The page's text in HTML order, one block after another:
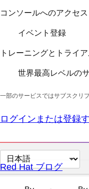
コンソールへのアクセス
イベント登録
トレーニングとトライ
世界最高レベルの
一部のサービスではサブスクリ
ログインまたは登録
ペ
ー
Red Hat ブログ